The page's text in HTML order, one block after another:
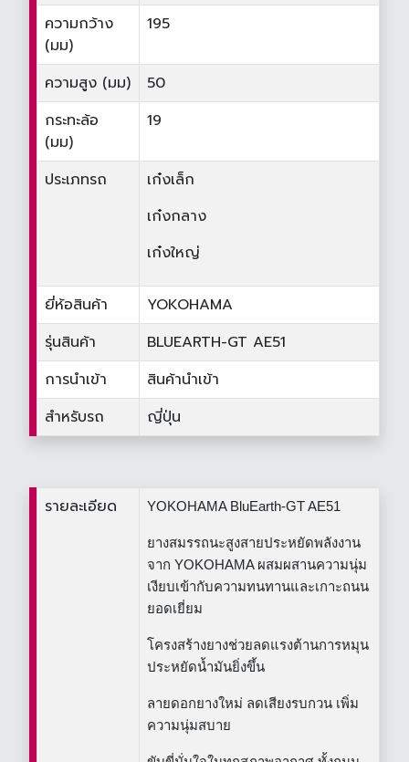
ความกว้าง
(มม)
195
ความสูง (มม)
50
กระทะล้อ
(มม)
19
ประเภทรถ
เก๋งเล็ก
เก๋งกลาง
เก๋งใหญ่
ยี่ห้อสินค้า
YOKOHAMA
รุ่นสินค้า
BLUEARTH-GT AE51
การนำเข้า
สินค้านำเข้า
สำหรับรถ
ญี่ปุ่น
รายละเอียด YOKOHAMA BluEarth-GT AE51
ยางสมรรถนะสูงสายประหยัดพลังงาน
จาก YOKOHAMA ผสมผสานความนุ่ม
เงียบเข้ากับความทนทานและเกาะถนน
ยอดเยี่ยม
โครงสร้างยางช่วยลดแรงต้านการหมุน
ประหยัดน้ำมันยิ่งขึ้น
ลายดอกยางใหม่ ลดเสียงรบกวน เพิ่ม
ความนุ่มสบาย